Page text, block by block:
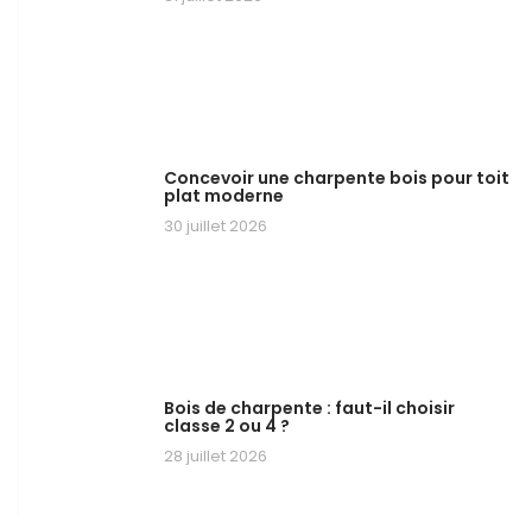
Concevoir une charpente bois pour toit
plat moderne
30 juillet 2026
Bois de charpente : faut-il choisir
classe 2 ou 4 ?
28 juillet 2026